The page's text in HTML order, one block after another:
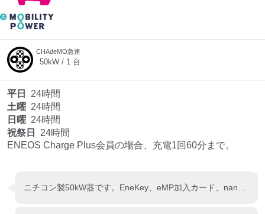
CHAdeMO急速
50kW / 1 台
平日
24時間
土曜 24時間
日曜 24時間
祝祭日
24時間
ENEOS Charge Plus会員の場合、充電1回60分まで。
ニチコン製50kW器です。EneKey、eMP加入カード、nanaco、WAON等で充電出来ます。GS敷地の交差点側に設置されてます。アクアラインに1番近いCHAdeMO急速充電器です。